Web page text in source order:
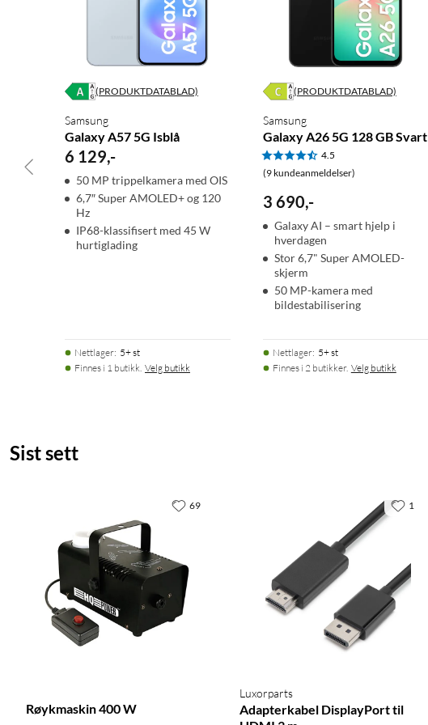
(PRODUKTDATABLAD)
Samsung
Galaxy A57 5G Isblå
6 129,-
50 MP trippelkamera med OIS
6,7″ Super AMOLED+ og 120
Hz
IP68-klassifisert med 45 W
hurtiglading
Nettlager: 5+ st
Finnes i 1 butikk. Velg butikk
(PRODUKTDATABLAD)
Samsung
Galaxy A26 5G 128 GB Svart
4.5
(9 kundeanmeldelser)
3 690,-
Galaxy AI – smart hjelp i
hverdagen
Stor 6,7" Super AMOLED-
skjerm
50 MP-kamera med
bildestabilisering
Nettlager: 5+ st
Finnes i 2 butikker. Velg butikk
Sist sett
Røykmaskin 400 W
69
Luxorparts
Adapterkabel DisplayPort til
1